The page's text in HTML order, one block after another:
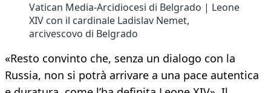
Vatican Media-Arcidiocesi di Belgrado | Leone
XIV con il cardinale Ladislav Nemet,
arcivescovo di Belgrado
«Resto convinto che, senza un dialogo con la
Russia, non si potrà arrivare a una pace autentica